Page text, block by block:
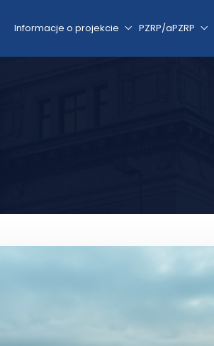
Informacje o projekcie PZRP/aPZRP